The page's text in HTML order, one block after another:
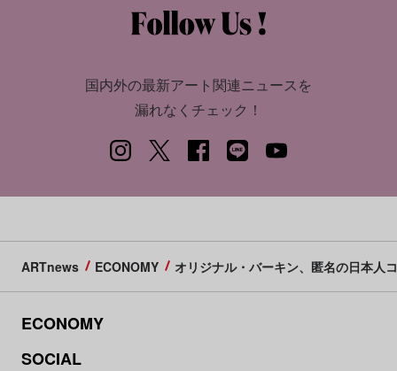
国内外の最新アート関連ニュースを
漏れなくチェック！
ARTnews ECONOMY オリジナル・バーキン、匿名の日本人
ECONOMY
SOCIAL